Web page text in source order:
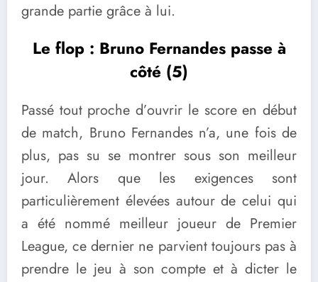
grande partie grâce à lui.
Le flop : Bruno Fernandes passe à
côté (5)
Passé tout proche d’ouvrir le score en début
de match, Bruno Fernandes n’a, une fois de
plus, pas su se montrer sous son meilleur
jour. Alors que les exigences sont
particulièrement élevées autour de celui qui
a été nommé meilleur joueur de Premier
League, ce dernier ne parvient toujours pas à
prendre le jeu à son compte et à dicter le